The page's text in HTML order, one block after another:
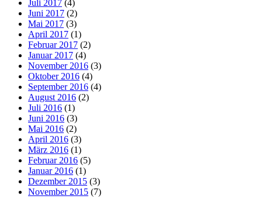
Juli 2017 (4)
Juni 2017 (2)
Mai 2017 (3)
April 2017 (1)
Februar 2017 (2)
Januar 2017 (4)
November 2016 (3)
Oktober 2016 (4)
September 2016 (4)
August 2016 (2)
Juli 2016 (1)
Juni 2016 (3)
Mai 2016 (2)
April 2016 (3)
März 2016 (1)
Februar 2016 (5)
Januar 2016 (1)
Dezember 2015 (3)
November 2015 (7)